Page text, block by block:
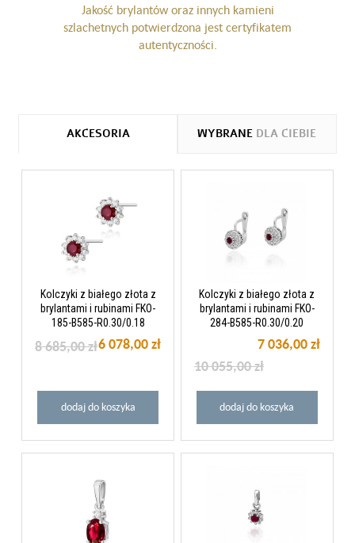
Jakość brylantów oraz innych kamieni
szlachetnych potwierdzona jest certyfikatem
autentyczności.
AKCESORIA WYBRANE DLA CIEBIE
Kolczyki z białego złota z
brylantami i rubinami FKO-
185-B585-R0.30/0.18
6 078,00 zł
8 685,00 zł
dodaj do koszyka
Kolczyki z białego złota z
brylantami i rubinami FKO-
284-B585-R0.30/0.20
7 036,00 zł
10 055,00 zł
dodaj do koszyka